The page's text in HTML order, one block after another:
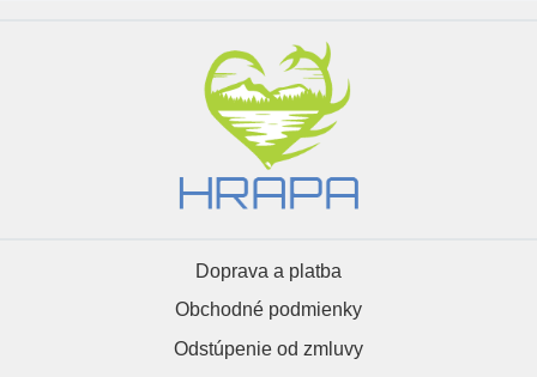
Doprava a platba
Obchodné podmienky
Odstúpenie od zmluvy